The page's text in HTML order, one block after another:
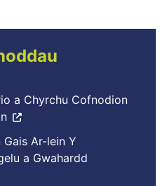
a Chyrchu Cofnodion
Ar-lein Y
a Gwahardd